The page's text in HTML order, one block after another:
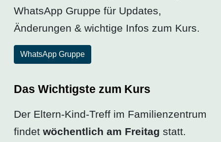
WhatsApp Gruppe für Updates,
Änderungen & wichtige Infos zum Kurs.
WhatsApp Gruppe
Das Wichtigste zum Kurs
Der Eltern-Kind-Treff im Familienzentrum
findet wöchentlich am Freitag statt.